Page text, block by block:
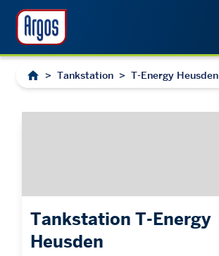
> Tankstation > T-Energy Heusden
Tankstation T-Energy
Heusden